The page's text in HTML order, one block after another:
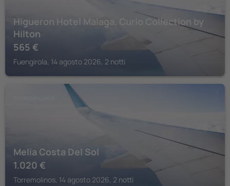
Higueron Hotel Malaga, Curio Collection by
Hilton
565 €
Fuengirola, 14 agosto 2026, 2 notti
Melia Costa Del Sol
1.020 €
Torremolinos, 14 agosto 2026, 2 notti